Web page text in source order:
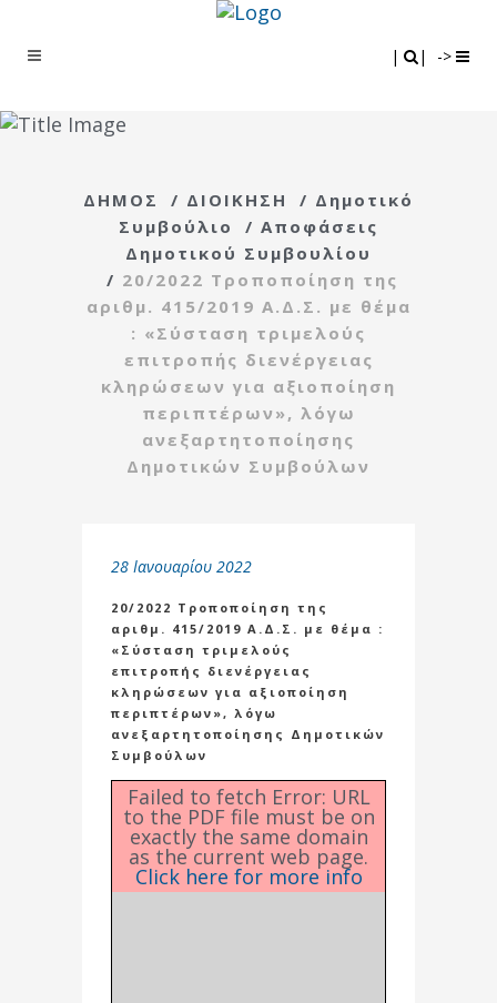
| | ->
ΔΗΜΟΣ / ΔΙΟΙΚΗΣΗ / Δημοτικό
Συμβούλιο
/ Αποφάσεις
Δημοτικού Συμβουλίου
/ 20/2022 Τροποποίηση της
αριθμ. 415/2019 Α.Δ.Σ. με θέμα
: «Σύσταση τριμελούς
επιτροπής διενέργειας
κληρώσεων για αξιοποίηση
περιπτέρων», λόγω
ανεξαρτητοποίησης
Δημοτικών Συμβούλων
28 Ιανουαρίου 2022
20/2022 Τροποποίηση της
αριθμ. 415/2019 Α.Δ.Σ. με θέμα :
«Σύσταση τριμελούς
επιτροπής διενέργειας
κληρώσεων για αξιοποίηση
περιπτέρων», λόγω
ανεξαρτητοποίησης Δημοτικών
Συμβούλων
Failed to fetch Error: URL
to the PDF file must be on
exactly the same domain
as the current web page.
Click here for more info